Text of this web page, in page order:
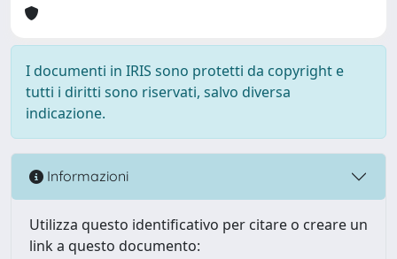
I documenti in IRIS sono protetti da copyright e
tutti i diritti sono riservati, salvo diversa
indicazione.
Informazioni
Utilizza questo identificativo per citare o creare un
link a questo documento: